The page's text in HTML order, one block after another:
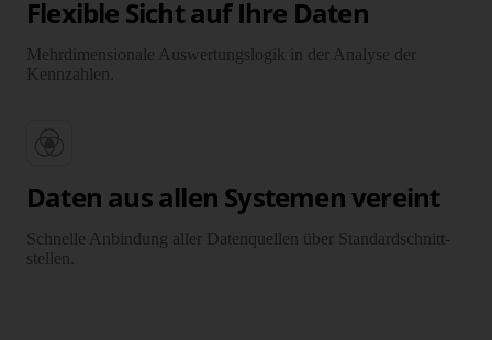
Flexible Sicht auf Ihre Daten
Mehrdimensionale Auswertungslogik in der Analyse der
Kennzahlen.
Daten aus allen Systemen vereint
Schnelle Anbindung aller Datenquellen über Standard­schnitt­
stellen.